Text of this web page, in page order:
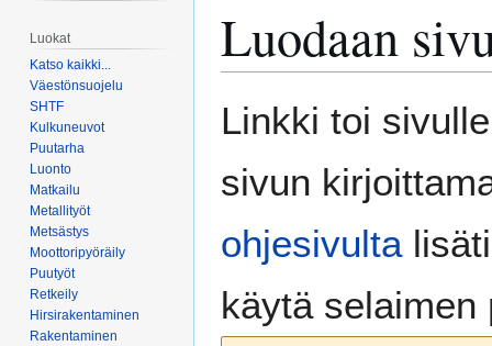
Luodaan
navigaatioon
hakuun
Linkki toi
sivun
ohjesivulta
käytä selaimen
Luokat
Katso kaikki...
Väestönsuojelu
SHTF
Kulkuneuvot
Puutarha
Luonto
Matkailu
Metallityöt
Metsästys
Moottoripyöräily
Puutyöt
Retkeily
Hirsirakentaminen
Rakentaminen